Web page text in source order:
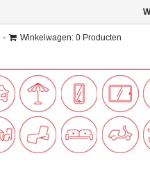
- Winkelwagen: 0 Producten